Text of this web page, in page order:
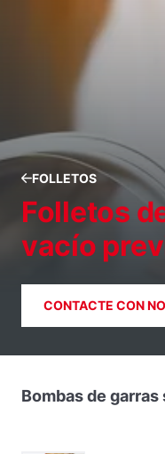
FOLLETOS
Folletos
vacío
CONTACTE CON
Bombasde garras